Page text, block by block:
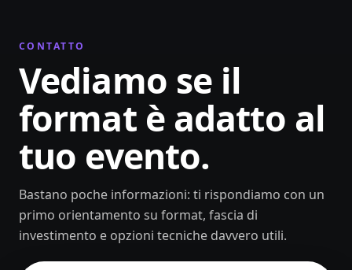
CONTATTO
Vediamo se il
format è adatto al
tuo evento.
Bastano poche informazioni: ti rispondiamo con un
primo orientamento su format, fascia di
investimento e opzioni tecniche davvero utili.